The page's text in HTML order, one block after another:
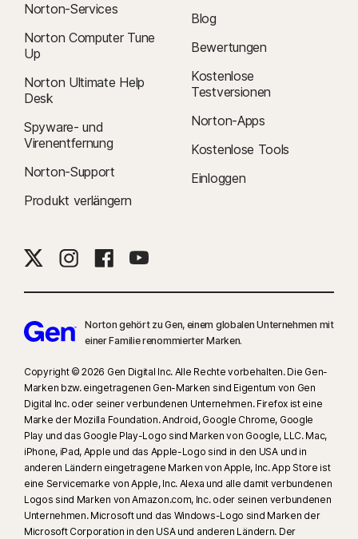
Norton-Services
Norton Computer Tune
Up
Norton Ultimate Help
Desk
Spyware- und
Virenentfernung
Norton-Support
Produkt verlängern
Blog
Bewertungen
Kostenlose
Testversionen
Norton-Apps
Kostenlose Tools
Einloggen
Norton gehört zu Gen, einem globalen Unternehmen mit
einer Familie renommierter Marken.
Copyright © 2026 Gen Digital Inc. Alle Rechte vorbehalten. Die Gen-
Marken bzw. eingetragenen Gen-Marken sind Eigentum von Gen
Digital Inc. oder seiner verbundenen Unternehmen. Firefox ist eine
Marke der Mozilla Foundation. Android, Google Chrome, Google
Play und das Google Play-Logo sind Marken von Google, LLC. Mac,
iPhone, iPad, Apple und das Apple-Logo sind in den USA und in
anderen Ländern eingetragene Marken von Apple, Inc. App Store ist
eine Servicemarke von Apple, Inc. Alexa und alle damit verbundenen
Logos sind Marken von Amazon.com, Inc. oder seinen verbundenen
Unternehmen. Microsoft und das Windows-Logo sind Marken der
Microsoft Corporation in den USA und anderen Ländern. Der